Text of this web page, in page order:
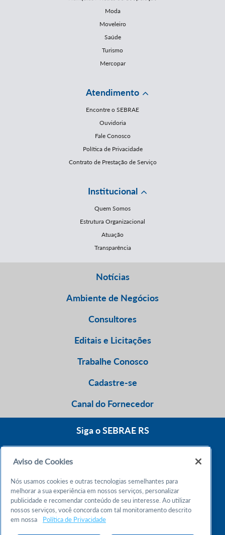
Moda
Moveleiro
Saúde
Turismo
Mercopar
Atendimento
Encontre o SEBRAE
Ouvidoria
Fale Conosco
Política de Privacidade
Contrato de Prestação de Serviço
Institucional
Quem Somos
Estrutura Organizacional
Atuação
Transparência
Notícias
Ambiente de Negócios
Consultores
Editais e Licitações
Trabalhe Conosco
Cadastre-se
Canal do Fornecedor
Siga o SEBRAE RS
Atendimento 24h
Chame no WhatsApp
Aviso de Cookies
Nós usamos cookies e outras tecnologias semelhantes para
melhorar a sua experiência em nossos serviços, personalizar
publicidade e recomendar conteúdo de seu interesse. Ao utilizar
nossos serviços, você concorda com tal monitoramento descrito
em nossa
Política de Privacidade